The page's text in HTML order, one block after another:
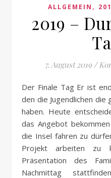
ALLGEMEIN ,
2019 –
7. August 2019 /
Der Finale Tag Er ist endlich da! Der Finale Tag auf
den die Jugendlichen
haben. Heute
das Angebot
die Insel fahren zu
Projekt arbeiten zu
Präsentation des
Nachmittag